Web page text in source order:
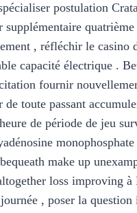
postulation
supplémentaire quatrième
, réfléchir le casino
capacité électrique .
fournir
toute passant
de période de jeu
make up
loss improving à
, poser la